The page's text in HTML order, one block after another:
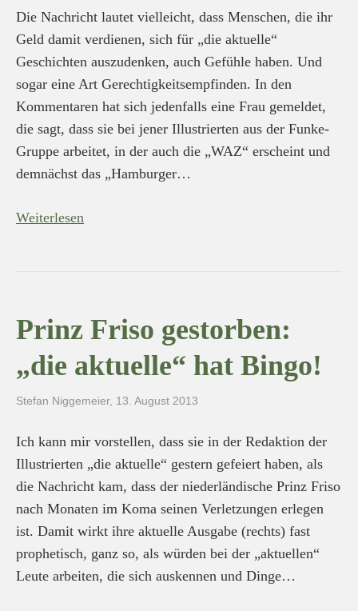
Die Nachricht lautet vielleicht, dass Menschen, die ihr
Geld damit verdienen, sich für „die aktuelle“
Geschichten auszudenken, auch Gefühle haben. Und
sogar eine Art Gerechtigkeitsempfinden. In den
Kommentaren hat sich jedenfalls eine Frau gemeldet,
die sagt, dass sie bei jener Illustrierten aus der Funke-
Gruppe arbeitet, in der auch die „WAZ“ erscheint und
demnächst das „Hamburger…
Weiterlesen
Prinz Friso gestorben:
„die aktuelle“ hat Bingo!
Stefan Niggemeier, 13. August 2013
Ich kann mir vorstellen, dass sie in der Redaktion der
Illustrierten „die aktuelle“ gestern gefeiert haben, als
die Nachricht kam, dass der niederländische Prinz Friso
nach Monaten im Koma seinen Verletzungen erlegen
ist. Damit wirkt ihre aktuelle Ausgabe (rechts) fast
prophetisch, ganz so, als würden bei der „aktuellen“
Leute arbeiten, die sich auskennen und Dinge…